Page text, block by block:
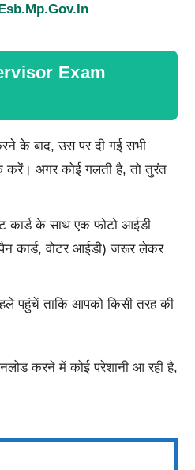
Exam
के बाद, उस पर दी गई सभी
करें। अगर कोई गलती है, तो तुरंत
कार्ड के साथ एक फोटो आईडी
कार्ड, वोटर आईडी) जरूर लेकर
पहुंचें ताकि आपको किसी तरह की
करने में कोई परेशानी आ रही है,